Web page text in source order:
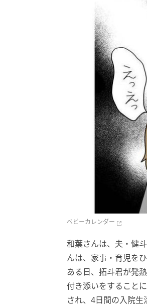
ベビーカレンダー
和葉さんは、夫・健
んは、家事・育児を
ある日、拓斗君が発
付き添いをすること
され、4日間の入院生